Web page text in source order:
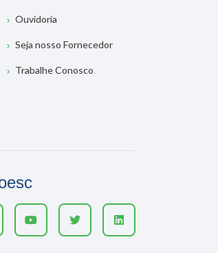
Ouvidoria
Seja nosso Fornecedor
Trabalhe Conosco